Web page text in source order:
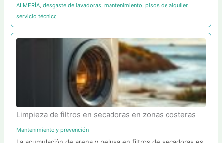
ALMERÍA,desgaste de lavadoras,mantenimiento,pisos de alquiler,
servicio técnico
Limpieza de filtros en secadoras en zonas costeras
Mantenimiento y prevención